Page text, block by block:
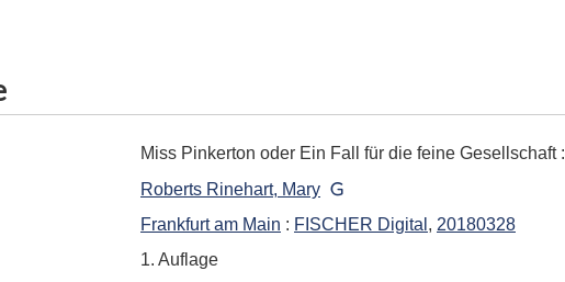
Miss Pinkerton oder Ein Fall für die feine Gesellschaft:
Roberts Rinehart, Mary
Frankfurt am Main : FISCHER Digital , 20180328
1. Auflage